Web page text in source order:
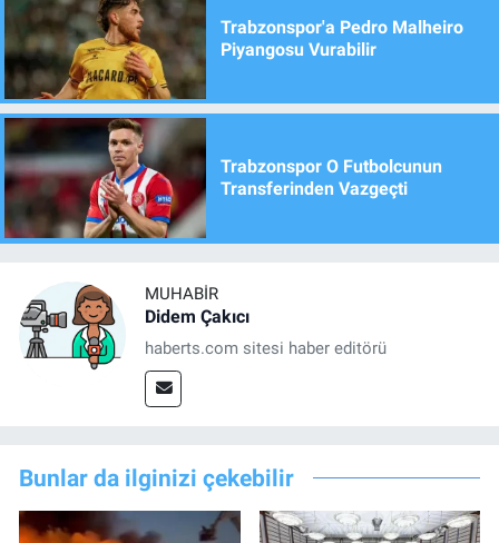
Trabzonspor'a Pedro Malheiro
Piyangosu Vurabilir
Trabzonspor O Futbolcunun
Transferinden Vazgeçti
MUHABIR
Didem Çakıcı
haberts.com sitesi haber editörü
Bunlar da ilginizi çekebilir